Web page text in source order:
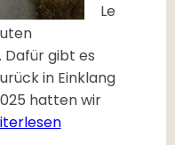
Le
Dafür gibt es
in Einklang
hatten wir